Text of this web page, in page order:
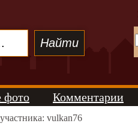
фото Комментарии
vulkan76